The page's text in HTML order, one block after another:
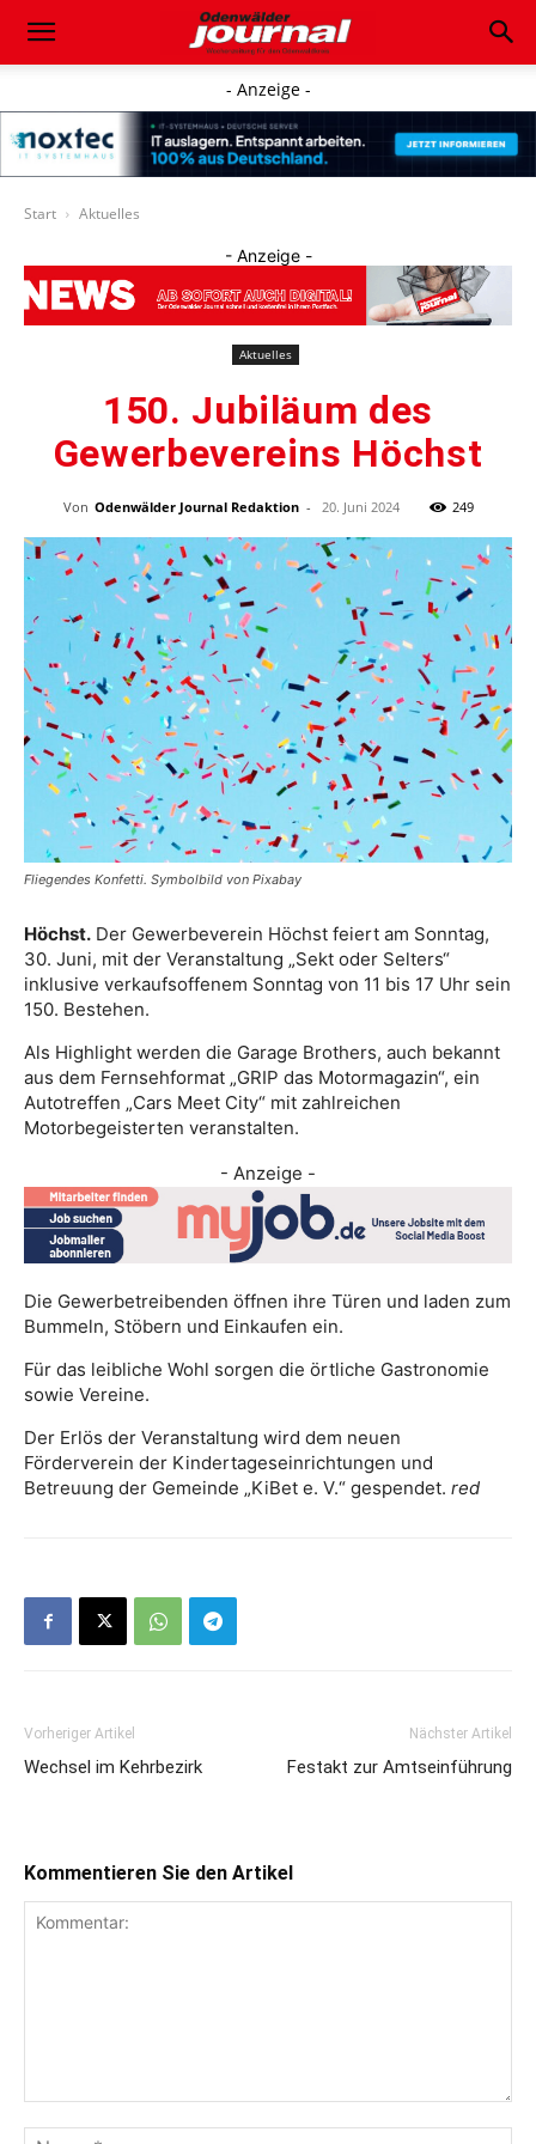
- Anzeige -
Start Aktuelles
- Anzeige -
Aktuelles
150. Jubiläum des
Gewerbevereins Höchst
Von Odenwälder Journal Redaktion - 20. Juni 2024 249
Fliegendes Konfetti. Symbolbild von Pixabay
Höchst. Der Gewerbeverein Höchst feiert am Sonntag,
30. Juni, mit der Veranstaltung „Sekt oder Selters“
inklusive verkaufsoffenem Sonntag von 11 bis 17 Uhr sein
150. Bestehen.
Als Highlight werden die Garage Brothers, auch bekannt
aus dem Fernsehformat „GRIP das Motormagazin“, ein
Autotreffen „Cars Meet City“ mit zahlreichen
Motorbegeisterten veranstalten.
- Anzeige -
Die Gewerbetreibenden öffnen ihre Türen und laden zum
Bummeln, Stöbern und Einkaufen ein.
Für das leibliche Wohl sorgen die örtliche Gastronomie
sowie Vereine.
Der Erlös der Veranstaltung wird dem neuen
Förderverein der Kindertageseinrichtungen und
Betreuung der Gemeinde „KiBet e. V.“ gespendet. red
Vorheriger Artikel
Wechsel im Kehrbezirk
Nächster Artikel
Festakt zur Amtseinführung
Kommentieren Sie den Artikel